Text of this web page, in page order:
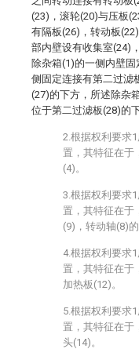
(23)，滚轮(20)与压板
有隔板(26)，转动板
部内壁设有收集室(24)
除杂箱(1)的一侧内壁
侧固定连接有第二过滤
(27)的下方，所述除杂
位于第二过滤板(28)的下
2.根据权利要求
置，其特征在于
(4)。
3.根据权利要求
置，其特征在于
(9)，转动轴(8)
4.根据权利要求
置，其特征在于
加热板(12)。
5.根据权利要求
置，其特征在于
头(14)。